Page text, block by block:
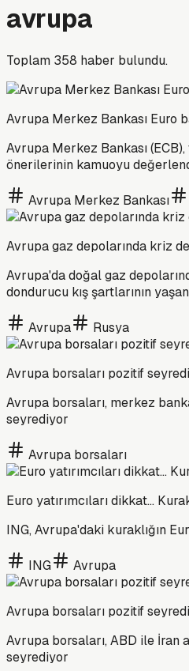
avrupa
Toplam 358 haber bulundu.
Avrupa Merkez Bankası Euro
Avrupa Merkez Bankası
önerilerinin kamuoyu
Avrupa Merkez Bankası
Avrupa gaz depolarında kriz
Avrupa'da doğal gaz
dondurucu kış şartlarının
Avrupa Rusya
Avrupa borsaları pozitif
Avrupa borsaları, merkez
seyrediyor
Avrupa borsaları
Euro yatırımcıları dikkat...
ING, Avrupa'daki kuraklığın
ING Avrupa
Avrupa borsaları pozitif
Avrupa borsaları, ABD ile
seyrediyor